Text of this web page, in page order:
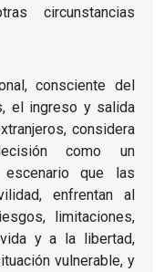
circunstancias
consciente del
el ingreso y salida
considera
como un
que las
enfrentan al
limitaciones,
y a la libertad,
vulnerable, y